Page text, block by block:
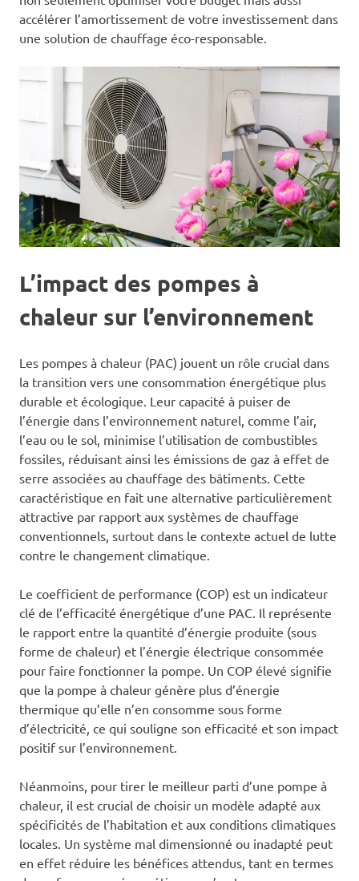
accélérer l’amortissement de votre investissement dans
une solution de chauffage éco-responsable.
L’impact des pompes à
chaleur sur l’environnement
Les pompes à chaleur (PAC) jouent un rôle crucial dans
la transition vers une consommation énergétique plus
durable et écologique. Leur capacité à puiser de
l’énergie dans l’environnement naturel, comme l’air,
l’eau ou le sol, minimise l’utilisation de combustibles
fossiles, réduisant ainsi les émissions de gaz à effet de
serre associées au chauffage des bâtiments. Cette
caractéristique en fait une alternative particulièrement
attractive par rapport aux systèmes de chauffage
conventionnels, surtout dans le contexte actuel de lutte
contre le changement climatique.
Le coefficient de performance (COP) est un indicateur
clé de l’efficacité énergétique d’une PAC. Il représente
le rapport entre la quantité d’énergie produite (sous
forme de chaleur) et l’énergie électrique consommée
pour faire fonctionner la pompe. Un COP élevé signifie
que la pompe à chaleur génère plus d’énergie
thermique qu’elle n’en consomme sous forme
d’électricité, ce qui souligne son efficacité et son impact
positif sur l’environnement.
Néanmoins, pour tirer le meilleur parti d’une pompe à
chaleur, il est crucial de choisir un modèle adapté aux
spécificités de l’habitation et aux conditions climatiques
locales. Un système mal dimensionné ou inadapté peut
en effet réduire les bénéfices attendus, tant en termes